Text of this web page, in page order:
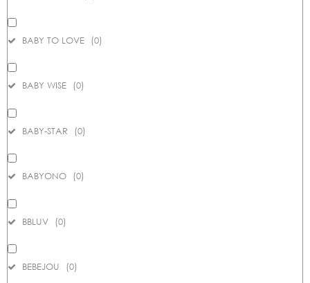
BABY TO LOVE (0)
BABY WISE (0)
BABY-STAR (0)
BABYONO (0)
BBLUV (0)
BEBEJOU (0)